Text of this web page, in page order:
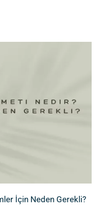
İçin Neden Gerekli?